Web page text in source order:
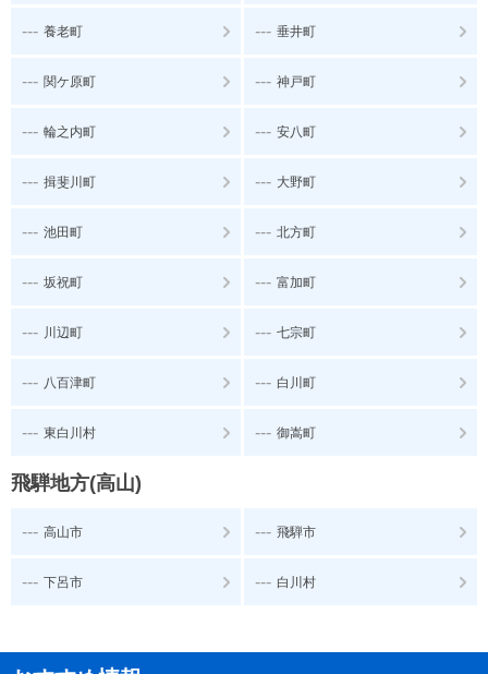
--- 養老町 --- 垂井町
--- 関ケ原町 --- 神戸町
--- 輪之内町 --- 安八町
--- 揖斐川町 --- 大野町
--- 池田町 --- 北方町
--- 坂祝町 --- 富加町
--- 川辺町 --- 七宗町
--- 八百津町 --- 白川町
--- 東白川村 --- 御嵩町
飛騨地方(高山)
--- 高山市 --- 飛騨市
--- 下呂市 --- 白川村